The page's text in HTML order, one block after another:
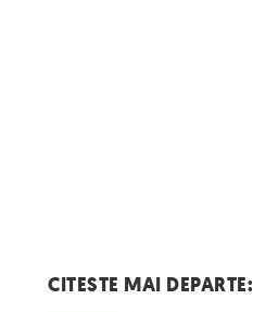
CITESTE MAI DEPARTE: